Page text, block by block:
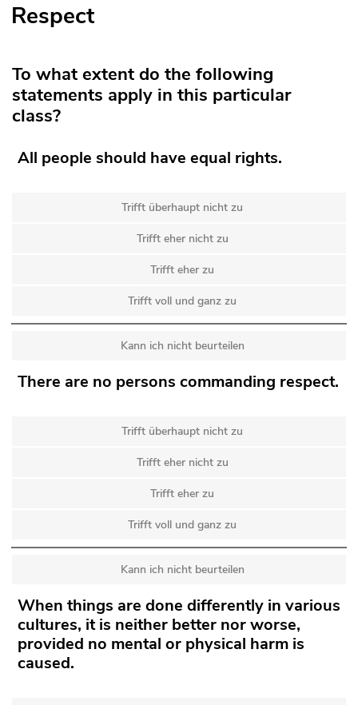
Respect
To what extent do the following
statements apply in this particular
class?
All people should have equal rights.
Trifft überhaupt nicht zu
Trifft eher nicht zu
Trifft eher zu
Trifft voll und ganz zu
Kann ich nicht beurteilen
There are no persons commanding respect.
Trifft überhaupt nicht zu
Trifft eher nicht zu
Trifft eher zu
Trifft voll und ganz zu
Kann ich nicht beurteilen
When things are done differently in various
cultures, it is neither better nor worse,
provided no mental or physical harm is
caused.